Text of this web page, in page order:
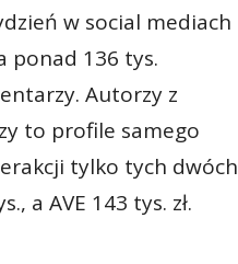
w social mediach
ponad 136 tys.
Autorzy z
to profile samego
tylko tych dwóch
a AVE 143 tys. zł.